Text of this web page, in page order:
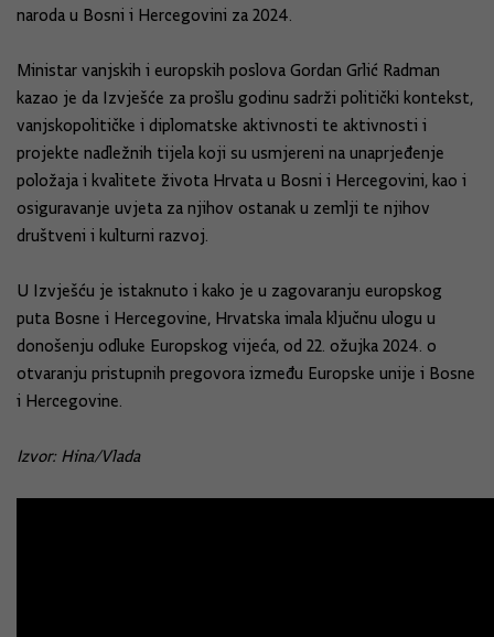
naroda u Bosni i Hercegovini za 2024.
Ministar vanjskih i europskih poslova Gordan Grlić Radman
kazao je da Izvješće za prošlu godinu sadrži politički kontekst,
vanjskopolitičke i diplomatske aktivnosti te aktivnosti i
projekte nadležnih tijela koji su usmjereni na unaprjeđenje
položaja i kvalitete života Hrvata u Bosni i Hercegovini, kao i
osiguravanje uvjeta za njihov ostanak u zemlji te njihov
društveni i kulturni razvoj.
U Izvješću je istaknuto i kako je u zagovaranju europskog
puta Bosne i Hercegovine, Hrvatska imala ključnu ulogu u
donošenju odluke Europskog vijeća, od 22. ožujka 2024. o
otvaranju pristupnih pregovora između Europske unije i Bosne
i Hercegovine.
Izvor: Hina/Vlada